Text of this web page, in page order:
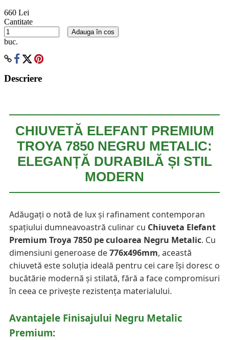
660 Lei
Cantitate
buc.
Adauga în cos
Descriere
CHIUVETĂ ELEFANT PREMIUM
TROYA 7850 NEGRU METALIC:
ELEGANȚĂ DURABILĂ ȘI STIL
MODERN
Adăugați o notă de lux și rafinament contemporan
spațiului dumneavoastră culinar cu Chiuveta Elefant
Premium Troya 7850 pe culoarea Negru Metalic. Cu
dimensiuni generoase de776x496mm, această
chiuvetă este soluția ideală pentru cei care își doresc o
bucătărie modernă și stilată, fără a face compromisuri
în ceea ce privește rezistența materialului.
Avantajele Finisajului Negru Metalic
Premium: